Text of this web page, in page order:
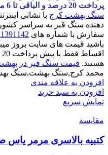
پرداخت 20 درصد و الباقی تا 6 ماه قابل اقساط هستند.
سنگ بهشت کرج با نشانی
دهنده سنگ قبر به سراسر
سفارش با شماره های
باشید قیمت های سایت بروز
هستند. قیمت سنگ قبر در
محمد کرج,سنگ بهشت,سنگ
افزودن به علاقه مندی
افزودن به سبد خرید
نمایش سریع
مقايسه
کتبیه بالاسری مرمر یاس